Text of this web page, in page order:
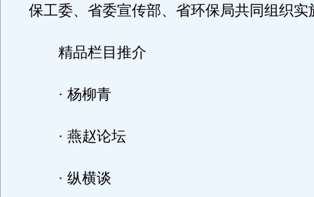
保工委、省委宣传部、省环保局共同组织实
精品栏目推介
· 杨柳青
· 燕赵论坛
· 纵横谈